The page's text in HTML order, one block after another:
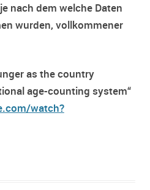
nach dem welche Daten
wurden, vollkommener
as the country
age-counting system“
watch?